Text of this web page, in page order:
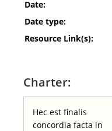
Date:
Date type:
Resource Link(s):
Charter:
Hec est finalis
concordia facta in